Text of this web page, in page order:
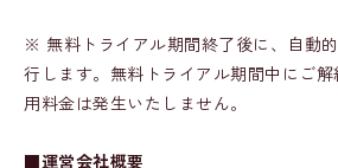
※ 無料トライアル期間終了後に、自動
行します。無料トライアル期間中にご
用料金は発生いたしません。
■運営会社概要